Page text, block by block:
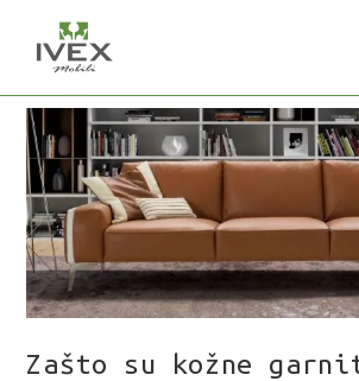
Zašto su kožne